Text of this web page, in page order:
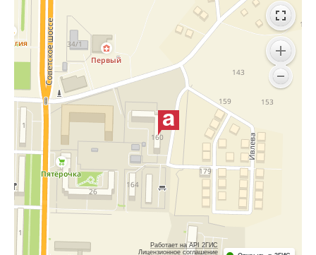
Работает на API 2ГИС
Лицензионное соглашение